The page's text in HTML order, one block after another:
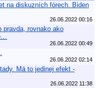
na diskuzních fórech. Biden
26.06.2022 00:16
pravda, rovnako ako
26.06.2022 00:49
26.06.2022 02:14
Má to jedinej efekt -
26.06.2022 11:38